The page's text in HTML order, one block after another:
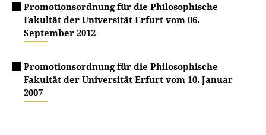
Promotionsordnung für die Philosophische
Fakultät der Universität Erfurt vom 06.
September 2012
Promotionsordnung für die Philosophische
Fakultät der Universität Erfurt vom 10. Januar
2007